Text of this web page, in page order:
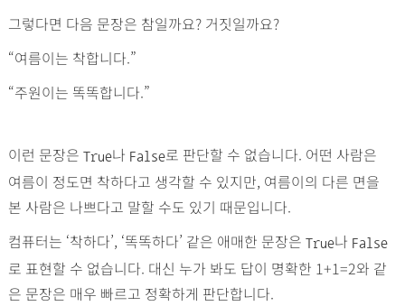
그렇다면 다음 문장은 참일까요? 거짓일까요?
“여름이는 착합니다.”
“주원이는 똑똑합니다.”
이런 문장은 True나 False로 판단할 수 없습니다. 어떤 사람은
여름이 정도면 착하다고 생각할 수 있지만, 여름이의 다른 면을
본 사람은 나쁘다고 말할 수도 있기 때문입니다.
컴퓨터는 ‘착하다’, ‘똑똑하다’ 같은 애매한 문장은 True나 False
로 표현할 수 없습니다. 대신 누가 봐도 답이 명확한 1+1=2와 같
은 문장은 매우 빠르고 정확하게 판단합니다.